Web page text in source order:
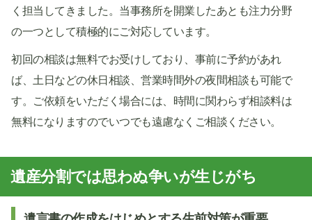
く担当してきました。当事務所を開業したあとも注力分野
の一つとして積極的にご対応しています。
初回の相談は無料でお受けしており、事前に予約があれ
ば、土日などの休日相談、営業時間外の夜間相談も可能で
す。ご依頼をいただく場合には、時間に関わらず相談料は
無料になりますのでいつでも遠慮なくご相談ください。
遺産分割では思わぬ争いが生じがち